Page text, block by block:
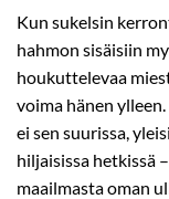
Kun sukelsin
hahmon sisäisiin
houkuttelevaa
voima hänen
ei sen suurissa,
hiljaisissa hetkissä
maailmasta oman